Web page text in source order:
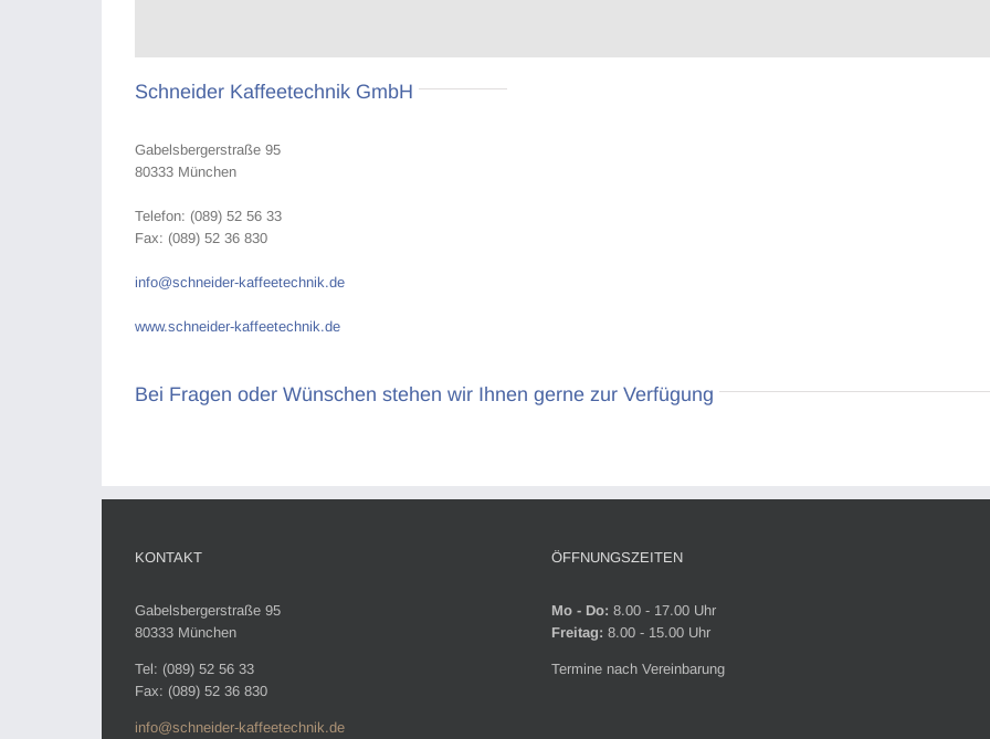
Schneider Kaffeetechnik GmbH
Gabelsbergerstraße 95
80333 München
Telefon: (089) 52 56 33
Fax: (089) 52 36 830
info@schneider-kaffeetechnik.de
www.schneider-kaffeetechnik.de
Bei Fragen oder Wünschen stehen wir Ihnen gerne zur Verfügung
KONTAKT
Gabelsbergerstraße 95
80333 München
Tel: (089) 52 56 33
Fax: (089) 52 36 830
info@schneider-kaffeetechnik.de
ÖFFNUNGSZEITEN
Mo - Do: 8.00 - 17.00 Uhr
Freitag: 8.00 - 15.00 Uhr
Termine nach Vereinbarung